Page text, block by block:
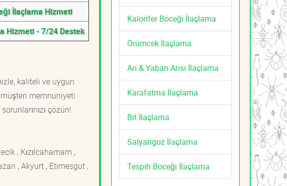
İlaçlama Hizmeti
Hizmeti - 7/24 Destek
kaliteli ve uygun
memnuniyeti
çözün!
, Kızılcahamam ,
, Akyurt , Etimesgut ,
Kalorifer Böceği İlaçlama
Örümcek İlaçlama
Arı & Yaban Arısı İlaçlama
Karafatma İlaçlama
Bit İlaçlama
Salyangoz İlaçlama
Tespih Böceği İlaçlama